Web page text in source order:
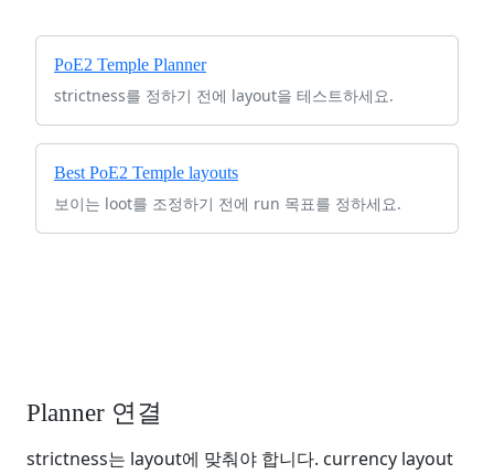
PoE2 Temple Planner
strictness를 정하기 전에 layout을 테스트하세요.
Best PoE2 Temple layouts
보이는 loot를 조정하기 전에 run 목표를 정하세요.
Planner 연결
strictness는 layout에 맞춰야 합니다. currency layout